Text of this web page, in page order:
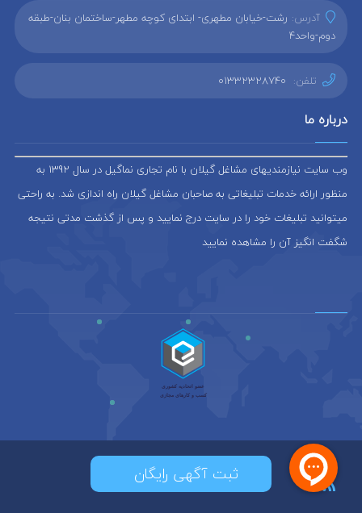
آدرس: رشت-خیابان مطهری- ابتدای کوچه مطهر-ساختمان بنان-طبقه
دوم-واحد4
تلفن: 01332328740
درباره ما
وب سایت نیازمندیهای مشاغل گیلان با نام تجاری نماگیل در سال 1392 به
منظور ارائه خدمات تبلیغاتی به صاحبان مشاغل گیلان راه اندازی شد. به راحتی
میتوانید تبلیغات خود را در سایت درج نمایید و پس از گذشت مدتی نتیجه
شگفت انگیز آن را مشاهده نمایید
ثبت آگهی رایگان